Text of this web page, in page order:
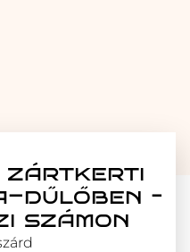
zártkerti
dűlőben –
számon